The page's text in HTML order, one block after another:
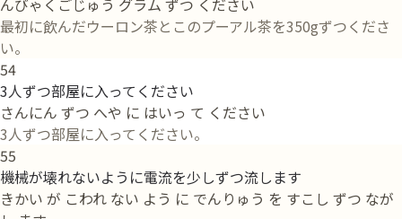
んびゃくごじゅう グラム ずつ ください
最初に飲んだウーロン茶とこのプーアル茶を350gずつくださ
い。
54
3人ずつ部屋に入ってください
さんにん ずつ へや に はいっ て ください
3人ずつ部屋に入ってください。
55
機械が壊れないように電流を少しずつ流します
きかい が こわれ ない よう に でんりゅう を すこし ずつ なが